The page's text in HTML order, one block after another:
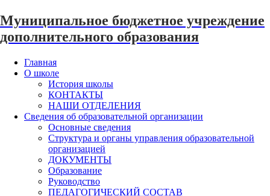
Муниципальное бюджетное учреждение
дополнительного образования
Главная
О школе
История школы
КОНТАКТЫ
НАШИ ОТДЕЛЕНИЯ
Сведения об образовательной организации
Основные сведения
Структура и органы управления образовательной
организацией
ДОКУМЕНТЫ
Образование
Руководство
ПЕДАГОГИЧЕСКИЙ СОСТАВ